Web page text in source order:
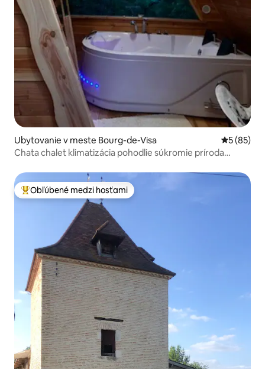
Ubytovanie v meste Bourg-de-Visa
5 (85)
Chata chalet klimatizácia pohodlie súkromie príroda
Najobľúbenejšie medzi hosťami
Obľúbené medzi hosťami